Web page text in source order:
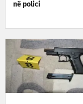
në polici